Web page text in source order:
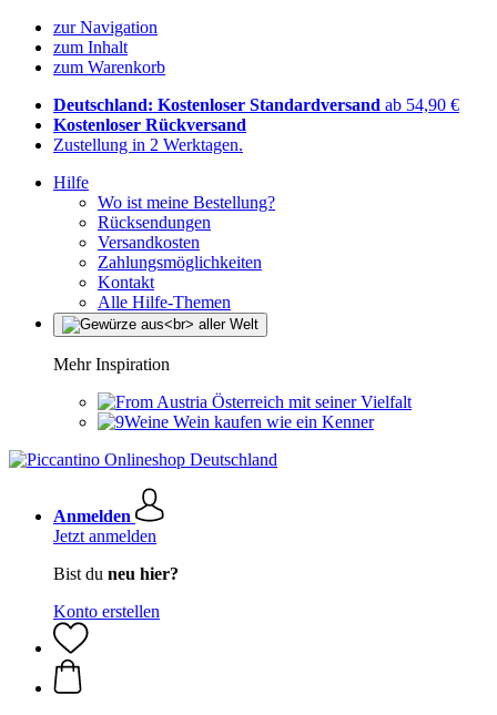
zur Navigation
zum Inhalt
zum Warenkorb
Deutschland: Kostenloser Standardversand ab 54,90 €
Kostenloser Rückversand
Zustellung in 2 Werktagen.
Hilfe
Wo ist meine Bestellung?
Rücksendungen
Versandkosten
Zahlungsmöglichkeiten
Kontakt
Alle Hilfe-Themen
Mehr Inspiration
Österreich mit seiner Vielfalt
Wein kaufen wie ein Kenner
Anmelden
Jetzt anmelden
Bist du neu hier?
Konto erstellen